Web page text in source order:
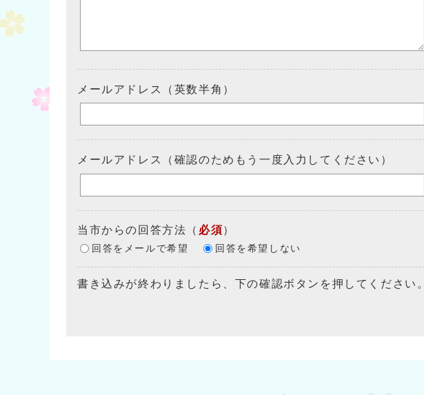
メールアドレス（英数半角）
メールアドレス（確認のためもう一度入力してください）
当市からの回答方法 （ 必須）
回答をメールで希望 回答を希望しない
書き込みが終わりましたら、下の確認ボタンを押してください。